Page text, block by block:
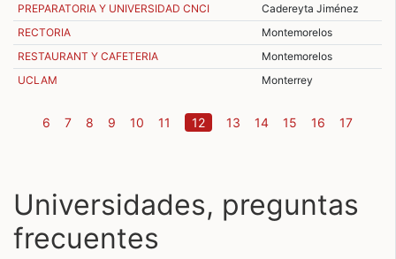
PREPARATORIA Y UNIVERSIDAD CNCI
Cadereyta Jiménez
RECTORIA
Montemorelos
RESTAURANT Y CAFETERIA
Montemorelos
UCLAM
Monterrey
6 7 8 9 10 11 12(current)
13 14 15 16 17
Universidades, preguntas
frecuentes